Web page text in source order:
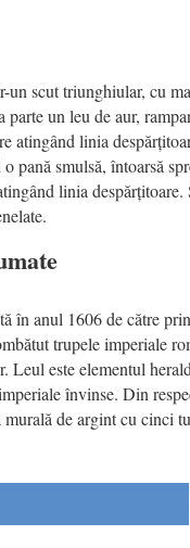
scut triunghiular, cu
un leu de aur,
atingând linia
pană smulsă, întoarsă
linia
în anul 1606 de către
trupele imperiale
Leul este elementul
învinse. Din
de argint cu cinci